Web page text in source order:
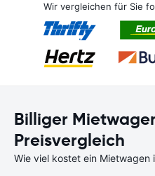
Wir vergleichen für Sie
Billiger
Preisvergleich
Wie viel kostet ein Mietwagen